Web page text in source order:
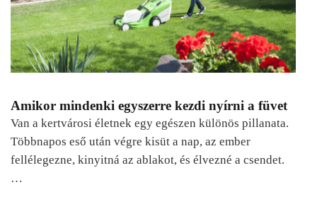
Amikor mindenki egyszerre kezdi nyírni a füvet
Van a kertvárosi életnek egy egészen különös pillanata.
Többnapos eső után végre kisüt a nap, az ember
fellélegezne, kinyitná az ablakot, és élvezné a csendet.
…